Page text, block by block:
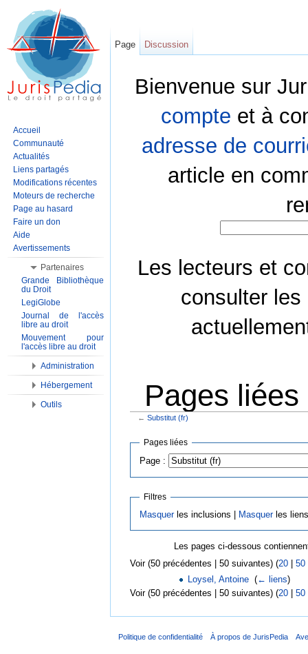
Bienvenue sur
compte et à
adresse de
article en
Les lecteurs et
consulter les
Pages
← Substitut (fr)
Pages liées
Page :
Filtres
Masquerles inclusions | Masquerles
Les pages ci-dessous
Voir (50 précédentes | 50 suivantes) (20 50
Loysel, Antoine ‎(← liens)
Voir (50 précédentes | 50 suivantes) (20 50
Page Discussion
Accueil
Communauté
Actualités
Liens partagés
Modifications récentes
Moteurs de recherche
Page au hasard
Faire un don
Aide
Avertissements
Partenaires
Grande Bibliothèque
du Droit
LegiGlobe
Journal de l'accès
libre au droit
Mouvement pour
l'accès libre au droit
Administration
Hébergement
Outils
Politique de confidentialité À propos de JurisPedia